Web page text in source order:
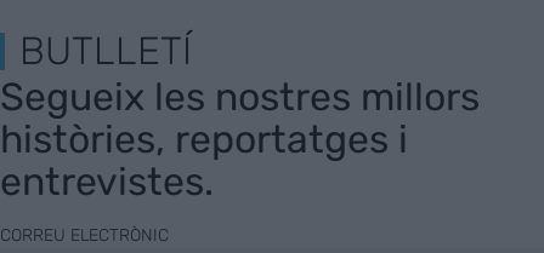
BUTLLETÍ
Segueix les nostres millors
històries, reportatges i
entrevistes.
CORREU ELECTRÒNIC